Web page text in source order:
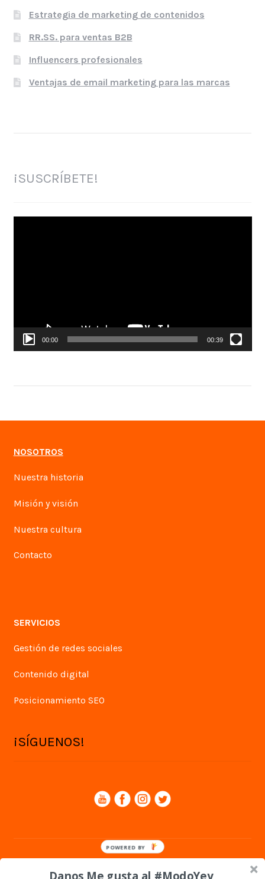
Estrategia de marketing de contenidos
RR.SS. para ventas B2B
Influencers profesionales
Ventajas de email marketing para las marcas
¡SUSCRÍBETE!
00:00 00:39
NOSOTROS
Nuestra historia
Misión y visión
Nuestra cultura
Contacto
SERVICIOS
Gestión de redes sociales
Contenido digital
Posicionamiento SEO
¡SÍGUENOS!
© Yey Digital 2026
Danos Me gusta al #ModoYey